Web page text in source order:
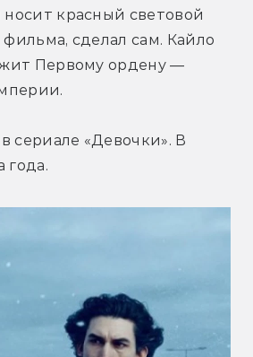
красный световой
сделал сам. Кайло
Первому ордену —
сериале «Девочки». В
года.